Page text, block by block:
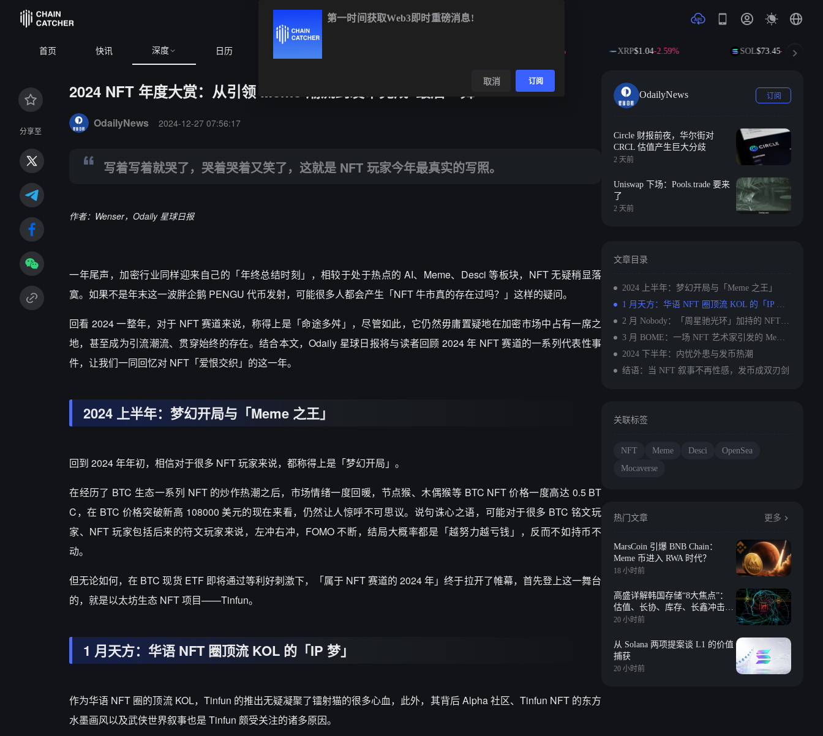
首页 快讯 深度 日历BTC XRP$1.04-2.59% SOL$73.45-1.02%
分享至
2024 NFT 年度大赏：从引领 Meme 潮流到发币完成“最后一舞”
OdailyNews 2024-12-27 07:56:17
写着写着就哭了，哭着哭着又笑了，这就是 NFT 玩家今年最真实的写照。
作者：Wenser，Odaily 星球日报
一年尾声，加密行业同样迎来自己的「年终总结时刻」，相较于处于热点的 AI、Meme、Desci 等板块，NFT 无疑稍显落
寞。如果不是年末这一波胖企鹅 PENGU 代币发射，可能很多人都会产生「NFT 牛市真的存在过吗？」这样的疑问。
回看 2024 一整年，对于 NFT 赛道来说，称得上是「命途多舛」，尽管如此，它仍然毋庸置疑地在加密市场中占有一席之
地，甚至成为引流潮流、贯穿始终的存在。结合本文，Odaily 星球日报将与读者回顾 2024 年 NFT 赛道的一系列代表性事
件，让我们一同回忆对 NFT「爱恨交织」的这一年。
2024 上半年：梦幻开局与「Meme 之王」
回到 2024 年年初，相信对于很多 NFT 玩家来说，都称得上是「梦幻开局」。
在经历了 BTC 生态一系列 NFT 的炒作热潮之后，市场情绪一度回暖，节点猴、木偶猴等 BTC NFT 价格一度高达 0.5 BT
C，在 BTC 价格突破新高 108000 美元的现在来看，仍然让人惊呼不可思议。说句诛心之语，可能对于很多 BTC 铭文玩
家、NFT 玩家包括后来的符文玩家来说，左冲右冲，FOMO 不断，结局大概率都是「越努力越亏钱」，反而不如持币不
动。
但无论如何，在 BTC 现货 ETF 即将通过等利好刺激下，「属于 NFT 赛道的 2024 年」终于拉开了帷幕，首先登上这一舞台
的，就是以太坊生态 NFT 项目——Tinfun。
1 月天方：华语 NFT 圈顶流 KOL 的「IP 梦」
作为华语 NFT 圈的顶流 KOL，Tinfun 的推出无疑凝聚了镭射猫的很多心血，此外，其背后 Alpha 社区、Tinfun NFT 的东方
水墨画风以及武侠世界叙事也是 Tinfun 颇受关注的诸多原因。
OdailyNews 订阅
Circle 财报前夜，华尔街对
CRCL 估值产生巨大分歧
2 天前
Uniswap 下场：Pools.trade 要来
了
2 天前
文章目录
2024 上半年：梦幻开局与「Meme 之王」
1 月天方：华语 NFT 圈顶流 KOL 的「IP 梦」
2 月 Nobody：「周星驰光环」加持的 NFT 社区
3 月 BOME：一场 NFT 艺术家引发的 Meme 币狂欢
2024 下半年：内忧外患与发币热潮
结语：当 NFT 叙事不再性感，发币成双刃剑
关联标签
NFT Meme Desci
OpenSea
Mocaverse
热门文章 更多
MarsCoin 引爆 BNB Chain：
Meme 币进入 RWA 时代？
18 小时前
高盛详解韩国存储“8大焦点”：
估值、长协、库存、长鑫冲击、
回购等
20 小时前
从 Solana 两项提案谈 L1 的价值
捕获
20 小时前
第一时间获取Web3即时重磅消息!
取消 订阅